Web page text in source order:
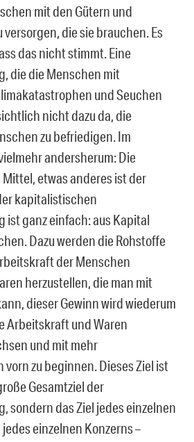
mit den Gütern und
die sie brauchen. Es
das nicht stimmt. Eine
die die Menschen mit
und Seuchen
nicht dazu da, die
zu befriedigen. Im
andersherum: Die
etwas anderes ist der
kapitalistischen
ganz einfach: aus Kapital
Dazu werden die Rohstoffe
der Menschen
herzustellen, die man mit
dieser Gewinn wird wiederum
Arbeitskraft und Waren
und mit mehr
vorn zu beginnen. Dieses Ziel ist
Gesamtziel der
sondern das Ziel jedes einzelnen
einzelnen Konzerns –